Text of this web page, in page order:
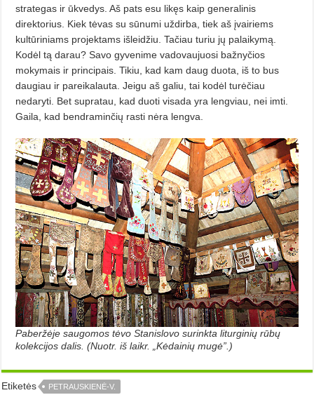
strategas ir ūkvedys. Aš pats esu likęs kaip generalinis
direktorius. Kiek tėvas su sūnumi uždirba, tiek aš įvairiems
kultūriniams projektams išleidžiu. Tačiau turiu jų palaikymą.
Kodėl tą darau? Savo gyvenime vadovaujuosi bažnyčios
mokymais ir principais. Tikiu, kad kam daug duota, iš to bus
daugiau ir pareikalauta. Jeigu aš galiu, tai kodėl turėčiau
nedaryti. Bet supratau, kad duoti visada yra lengviau, nei imti.
Gaila, kad bendraminčių rasti nėra lengva.
Paberžėje saugomos tėvo Stanislovo surinkta liturginių rūbų
kolekcijos dalis. (Nuotr. iš laikr. „Kėdainių mugė”.)
Etiketės PETRAUSKIENĖ-V.